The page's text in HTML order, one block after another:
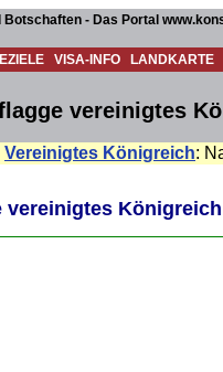
Botschaften - Das Portal
VISA-INFO LANDKARTE
vereinigtes
Vereinigtes Königreich:
vereinigtes Königreich